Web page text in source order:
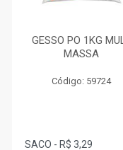
GESSO PO 1KG
MASSA
Código: 59724